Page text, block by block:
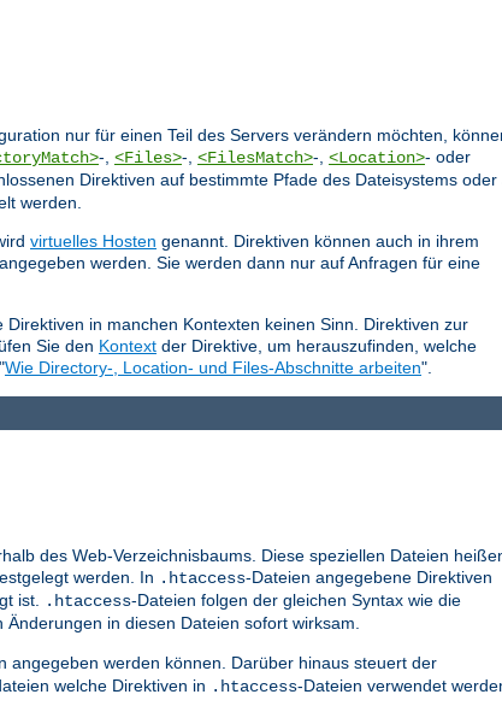
nur für einen Teil des Servers verändern möchten,
-, <Files>-, <FilesMatch>-, <Location>- oder
Direktiven auf bestimmte Pfade des Dateisystems oder
werden.
virtuelles Hosten genannt. Direktiven können auch in ihrem
werden. Sie werden dann nur auf Anfragen für eine
in manchen Kontexten keinen Sinn. Direktiven zur
Sie den Kontext der Direktive, um herauszufinden, welche
Wie Directory-, Location- und Files-Abschnitte arbeiten".
des Web-Verzeichnisbaums. Diese speziellen Dateien
werden. In .htaccess-Dateien angegebene Direktiven
ist. .htaccess-Dateien folgen der gleichen Syntax wie die
in diesen Dateien sofort wirksam.
angegeben werden können. Darüber hinaus steuert der
welche Direktiven in .htaccess-Dateien verwendet